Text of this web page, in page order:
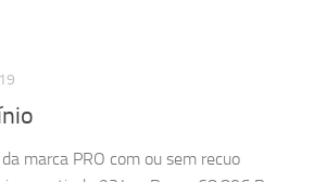
marca PRO com ou sem recuo